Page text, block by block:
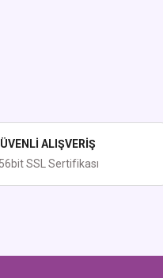
ALIŞVERİŞ
SSL Sertifikası